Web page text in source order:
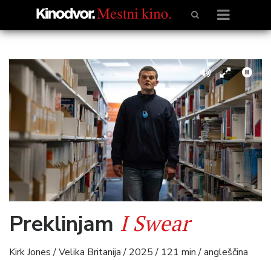
Preklinjam I Swear
Kirk Jones / Velika Britanija / 2025 / 121 min / angleščina